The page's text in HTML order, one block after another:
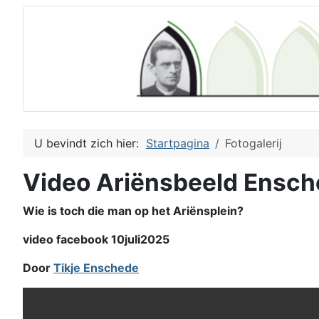
U bevindt zich hier: Startpagina Fotogalerij
Video Ariënsbeeld
Wie is toch die man op het Ariënsplein?
video facebook 10juli2025
Door Tikje Enschede